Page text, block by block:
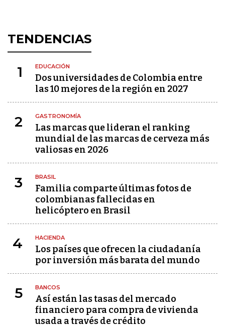
TENDENCIAS
1 EDUCACIÓN
Dos universidades de Colombia entre
las 10 mejores de la región en 2027
2 GASTRONOMÍA
Las marcas que lideran el ranking
mundial de las marcas de cerveza más
valiosas en 2026
3 BRASIL
Familia comparte últimas fotos de
colombianas fallecidas en
helicóptero en Brasil
4 HACIENDA
Los países que ofrecen la ciudadanía
por inversión más barata del mundo
5 BANCOS
Así están las tasas del mercado
financiero para compra de vivienda
usada a través de crédito